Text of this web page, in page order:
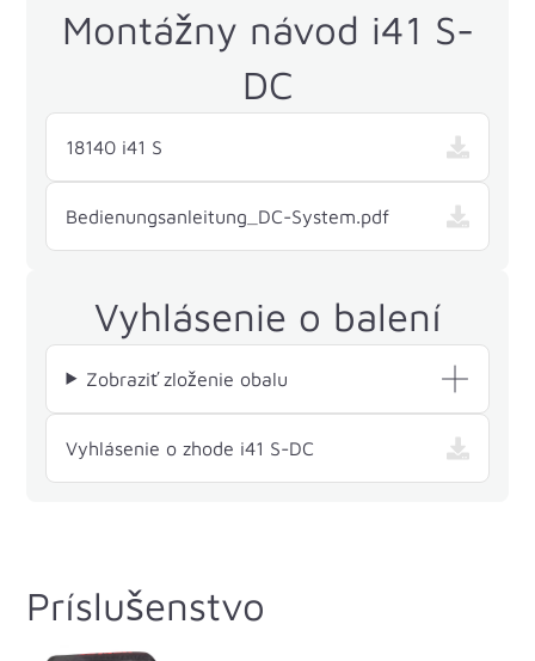
Montážny návod i41 S-
DC
18140 i41 S
Bedienungsanleitung_DC-System.pdf
Vyhlásenie o balení
Zobraziť zloženie obalu
Vyhlásenie o zhode i41 S-DC — i41 S-DC , otvorí sa v
Príslušenstvo